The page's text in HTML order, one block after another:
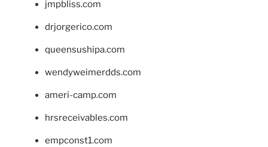
jmpbliss.com
drjorgerico.com
queensushipa.com
wendyweimerdds.com
ameri-camp.com
hrsreceivables.com
empconst1.com